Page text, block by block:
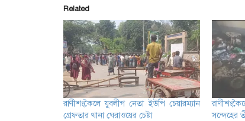
Related
রাণীশংকৈলে যুবলীগ নেতা ইউপি চেয়ারম্যান
গ্রেফতার থানা ঘেরাওয়ের চেষ্টা
সন্দেহের